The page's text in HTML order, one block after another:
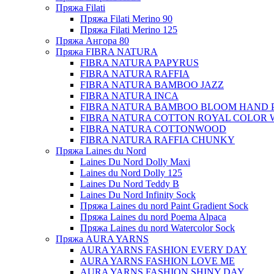
Пряжа Filati
Пряжа Filati Merino 90
Пряжа Filati Merino 125
Пряжа Ангора 80
Пряжа FIBRA NATURA
FIBRA NATURA PAPYRUS
FIBRA NATURA RAFFIA
FIBRA NATURA BAMBOO JAZZ
FIBRA NATURA INCA
FIBRA NATURA BAMBOO BLOOM HAND
FIBRA NATURA COTTON ROYAL COLOR
FIBRA NATURA COTTONWOOD
FIBRA NATURA RAFFIA CHUNKY
Пряжа Laines du Nord
Laines Du Nord Dolly Maxi
Laines du Nord Dolly 125
Laines Du Nord Teddy B
Laines Du Nord Infinity Sock
Пряжа Laines du nord Paint Gradient Sock
Пряжа Laines du nord Poema Alpaca
Пряжа Laines du nord Watercolor Sock
Пряжа AURA YARNS
AURA YARNS FASHION EVERY DAY
AURA YARNS FASHION LOVE ME
AURA YARNS FASHION SHINY DAY